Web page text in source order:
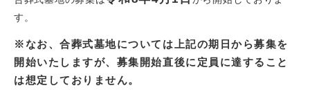
す。
※なお、合葬式墓地については上記の期日から募集を
開始いたしますが、募集開始直後に定員に達すること
は想定しておりません。